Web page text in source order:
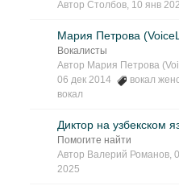
Автор Столбов, 10 янв
Мария Петрова
Вокалисты
Автор Мария Петрова
06 дек 2014
вокал
вокал
Диктор на узбекском
Помогите найти
Автор Валерий Романов,
2025